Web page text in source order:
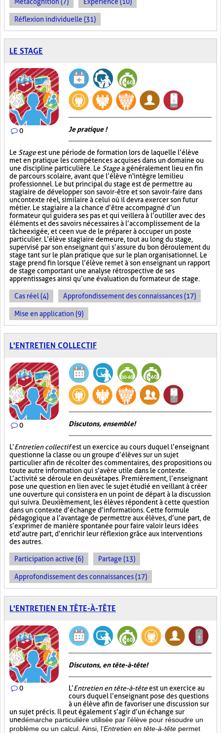
Réflexion individuelle (31)
LE STAGE
0 Je pratique !
Le Stageest une période de formation lors de laquelle l’élève
met en pratique les compétences acquises dans un domaine ou
une discipline particulière. Le Stagea généralement lieu en fin
de parcours scolaire, avant que l’élève n'intègre le milieu
professionnel. Le but principal du stage est de permettre au
stagiaire de développer son savoir-être et son savoir-faire dans
un contexte réel, similaire à celui où il devra exercer son futur
métier. Le stagiaire a la chance d’être accompagné d’un
formateur qui guidera ses pas et qui veillera à l’outiller avec des
éléments et des savoirs nécessaires à l’accomplissement de la
tâche exigée, et ce en vue de le préparer à occuper un poste
particulier. L’élève stagiaire demeure, tout au long du stage,
supervisé par son enseignant qui s’assure du bon déroulement du
stage tant sur le plan pratique que sur le plan organisationnel. Le
stage prend fin lorsque l’élève remet à son enseignant un rapport
de stage comportant une analyse rétrospective de ses
apprentissages ainsi qu’une évaluation du formateur de stage.
Cas réel (4) Approfondissement des connaissances (17)
Mise en application (9)
L'ENTRETIEN COLLECTIF
0 Discutons, ensemble!
L’Entretien collectifest un exercice au cours duquel l’enseignant
questionne la classe ou un groupe d’élèves sur un sujet
particulier afin de récolter des commentaires, des propositions ou
toute autre information qui s’avère utile dans le contexte.
L’activité se déroule en deux étapes. Premièrement, l’enseignant
pose une question en lien avec le sujet étudié en veillant à créer
une ouverture qui consistera en un point de départ à la discussion
qui suivra. Deuxièmement, les élèves répondent à cette question
dans un contexte d’échange d’informations. Cette formule
pédagogique a l’avantage de permettre aux élèves, d’une part, de
s’exprimer de manière spontanée pour faire valoir leurs idées
et d’autre part, d’enrichir leur réflexion grâce aux interventions
des autres.
Participation active (6) Partage (13)
Approfondissement des connaissances (17)
L'ENTRETIEN EN TÊTE-À-TÊTE
0
Discutons, en tête-à-tête!
L’Entretien en tête-à-têteest un exercice au
cours duquel l’enseignant pose des questions
à un élève afin de favoriser une discussion sur
un sujet précis. Il peut également s’agir d’un échange sur
unedémarche particulière utilisée par l’élève pour résoudre un
problème ou un calcul. Ainsi, l’Entretien en tête-à-tête permet